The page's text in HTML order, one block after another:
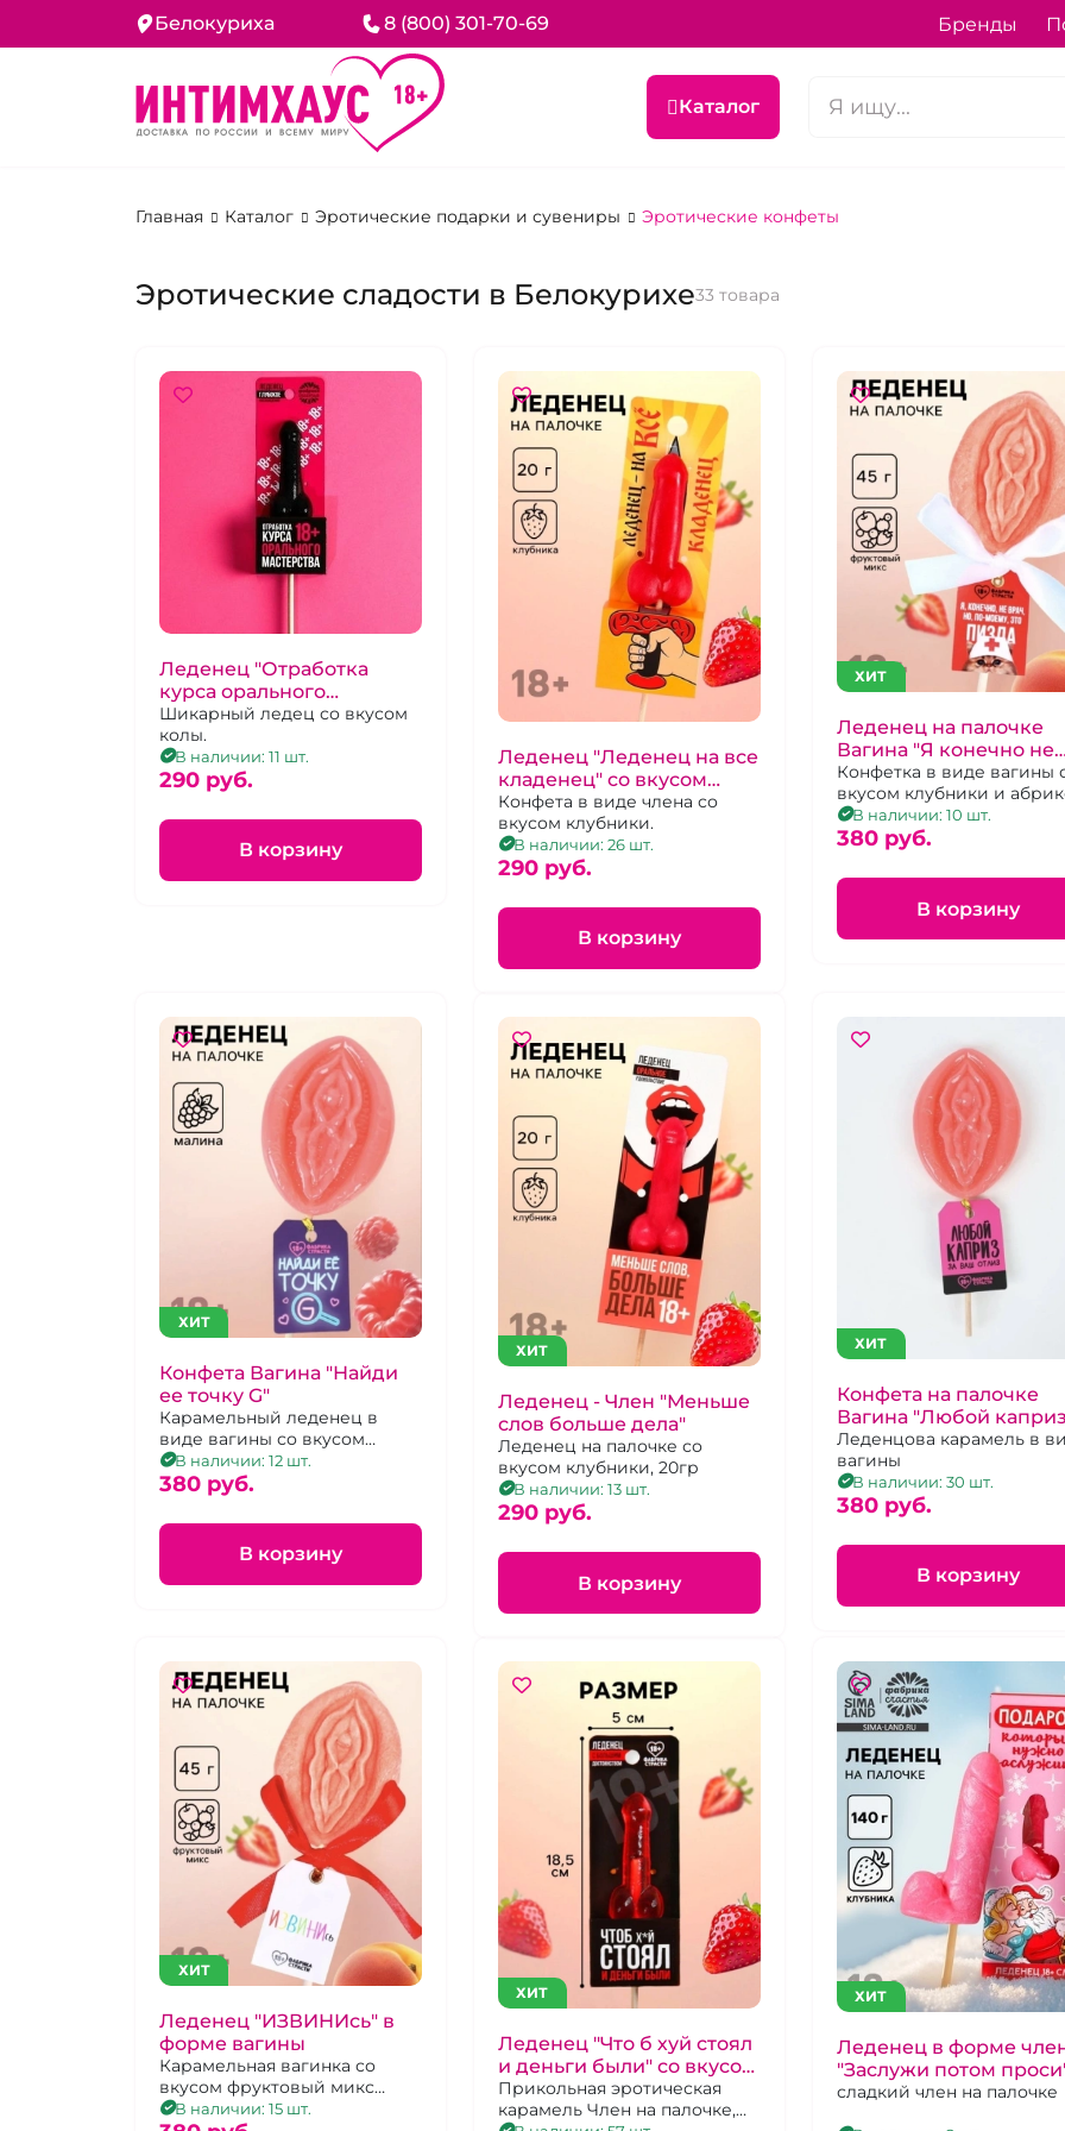
Белокуриха 8 (800) 301-70-69 Бренды
Каталог
Главная Каталог Эротические подарки и сувениры Эротические конфеты
Эротические сладости в Белокурихе33 товара
Леденец "Отработка
курса орального
мастерства" со вкусом
колы
Шикарный ледец со вкусом
колы.
В наличии: 11 шт.
290 pуб.
В корзину
Леденец "Леденец на все
кладенец" со вкусом
клубники
Конфета в виде члена со
вкусом клубники.
В наличии: 26 шт.
290 pуб.
В корзину
ХИТ
Леденец на палочке
Вагина "Я конечно не
врач. но по-моему это
пизда"
Конфетка в виде вагины
вкусом клубники и
В наличии: 10 шт.
380 pуб.
В корзину
ХИТ
Конфета Вагина "Найди
ее точку G"
Карамельный леденец в
виде вагины со вкусом
малины
В наличии: 12 шт.
380 pуб.
В корзину
ХИТ
Леденец - Член "Меньше
слов больше дела"
Леденец на палочке со
вкусом клубники, 20гр
В наличии: 13 шт.
290 pуб.
В корзину
ХИТ
Конфета на палочке
Вагина "Любой
ваш отлиз"
Леденцова карамель в
вагины
В наличии: 30 шт.
380 pуб.
В корзину
ХИТ
Леденец "ИЗВИНИсь" в
форме вагины
Карамельная вагинка со
вкусом фруктовый микс
клубника с абрикосом.
В наличии: 15 шт.
ХИТ
Леденец "Что б хуй стоял
и деньги были" со вкусом
клубники
Прикольная эротическая
карамель Член на палочке,
ХИТ
Леденец в форме
"Заслужи потом
сладкий член на палочке